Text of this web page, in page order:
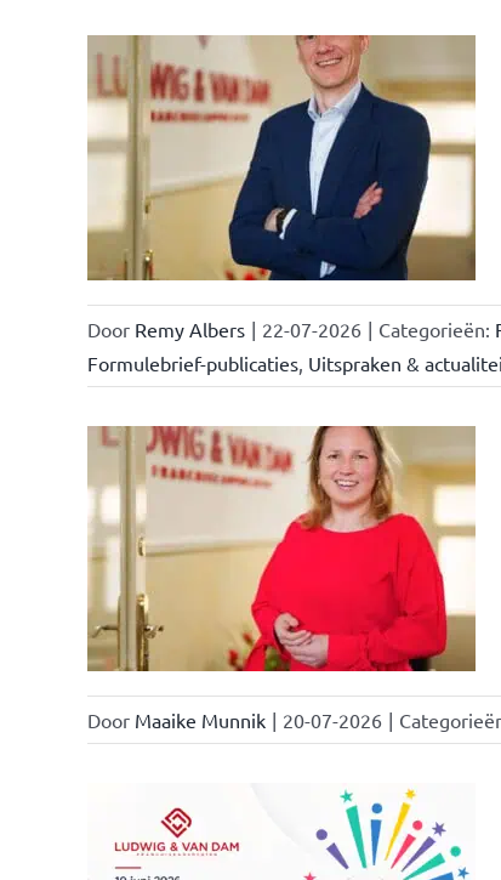
Door Remy Albers | 22-07-2026 | Categorieën:
Formulebrief-publicaties, Uitspraken &
Door Maaike Munnik | 20-07-2026 |